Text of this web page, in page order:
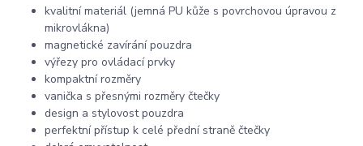
kvalitní materiál (jemná PU kůže s povrchovou úpravou z
mikrovlákna)
magnetické zavírání pouzdra
výřezy pro ovládací prvky
kompaktní rozměry
vanička s přesnými rozměry čtečky
design a stylovost pouzdra
perfektní přístup k celé přední straně čtečky